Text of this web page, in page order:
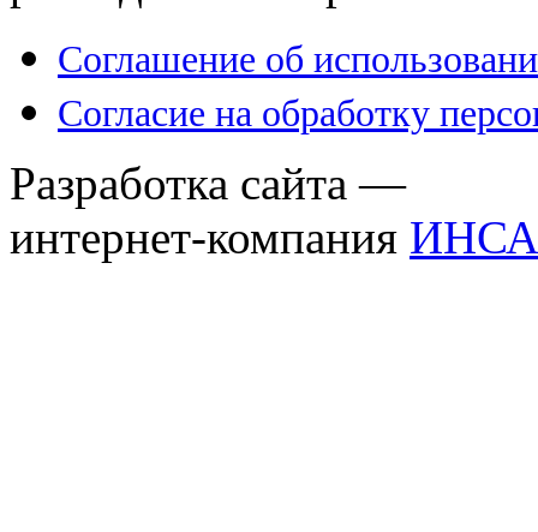
Соглашение об
Согласие на обработку
Разработка сайта —
интернет-компания